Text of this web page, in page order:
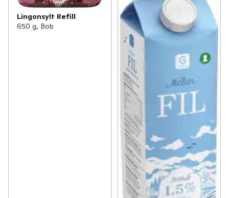
Lingonsylt Refill
650 g, Bob